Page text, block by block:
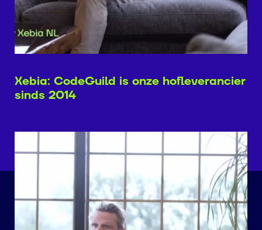
Xebia: CodeGuild is onze hofleverancier
sinds 2014